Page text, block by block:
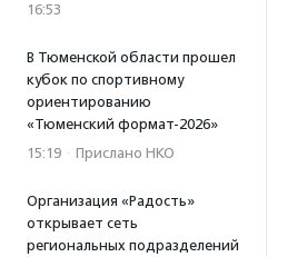
16:53
В Тюменской области прошел
кубок по спортивному
ориентированию
«Тюменский формат-2026»
15:19 · Прислано НКО
Организация «Радость»
открывает сеть
региональных подразделений